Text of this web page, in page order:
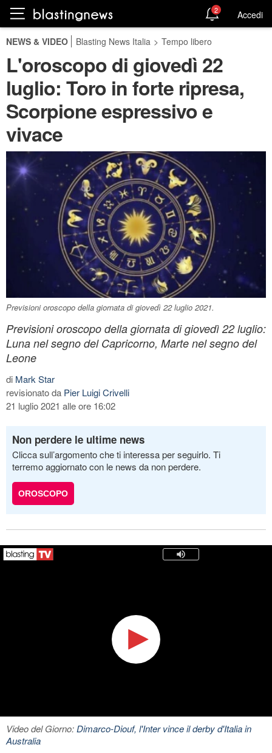
2 Accedi
NEWS & VIDEO Blasting News Italia > Tempo libero
L'oroscopo di giovedì 22
luglio: Toro in forte ripresa,
Scorpione espressivo e
vivace
Previsioni oroscopo della giornata di giovedì 22 luglio 2021.
Previsioni oroscopo della giornata di giovedì 22 luglio:
Luna nel segno del Capricorno, Marte nel segno del
Leone
di Mark Star
revisionato da Pier Luigi Crivelli
21 luglio 2021 alle ore 16:02
Non perdere le ultime news
Clicca sull’argomento che ti interessa per seguirlo. Ti
terremo aggiornato con le news da non perdere.
OROSCOPO
Video del Giorno:Dimarco-Diouf, l'Inter vince il derby d'Italia in
Australia